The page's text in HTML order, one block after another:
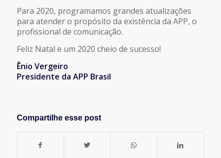
Para 2020, programamos grandes atualizações
para atender o propósito da existência da APP, o
profissional de comunicação.
Feliz Natal e um 2020 cheio de sucesso!
Ênio Vergeiro
Presidente da APP Brasil
Compartilhe esse post